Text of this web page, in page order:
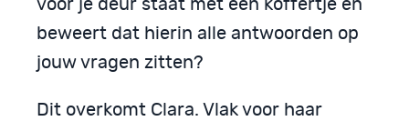
voor je deur staat met een koffertje en
beweert dat hierin alle antwoorden op
jouw vragen zitten?
Dit overkomt Clara. Vlak voor haar